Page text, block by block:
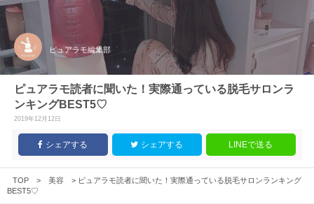
ピュアラモ編集部
ピュアラモ読者に聞いた！実際通っている脱毛サロンラ
ンキングBEST5♡
2019年12月12日
シェアする シェアする LINEで送る
TOP > 美容 > ピュアラモ読者に聞いた！実際通っている脱毛サロンランキング
BEST5♡